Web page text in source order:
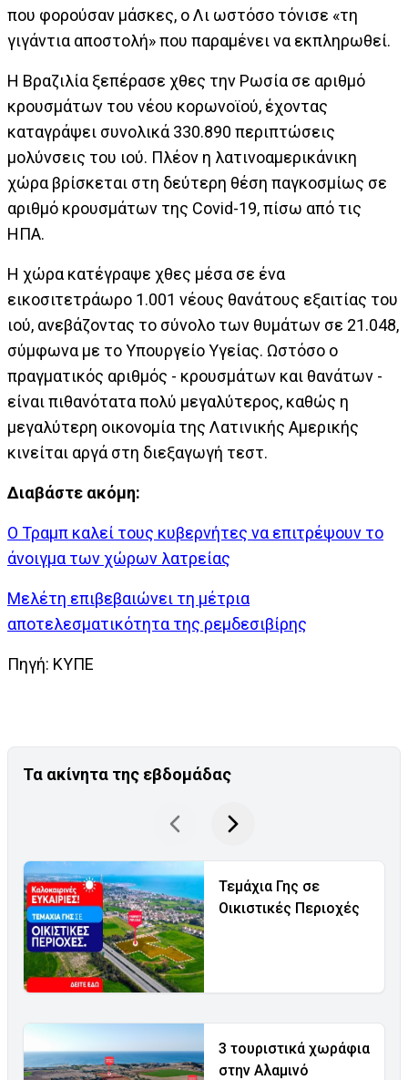
που φορούσαν μάσκες, ο Λι ωστόσο τόνισε «τη
γιγάντια αποστολή» που παραμένει να εκπληρωθεί.
Η Βραζιλία ξεπέρασε χθες την Ρωσία σε αριθμό
κρουσμάτων του νέου κορωνοϊού, έχοντας
καταγράψει συνολικά 330.890 περιπτώσεις
μολύνσεις του ιού. Πλέον η λατινοαμερικάνικη
χώρα βρίσκεται στη δεύτερη θέση παγκοσμίως σε
αριθμό κρουσμάτων της Covid-19, πίσω από τις
ΗΠΑ.
Η χώρα κατέγραψε χθες μέσα σε ένα
εικοσιτετράωρο 1.001 νέους θανάτους εξαιτίας του
ιού, ανεβάζοντας το σύνολο των θυμάτων σε 21.048,
σύμφωνα με το Υπουργείο Υγείας. Ωστόσο ο
πραγματικός αριθμός - κρουσμάτων και θανάτων -
είναι πιθανότατα πολύ μεγαλύτερος, καθώς η
μεγαλύτερη οικονομία της Λατινικής Αμερικής
κινείται αργά στη διεξαγωγή τεστ.
Διαβάστε ακόμη:
Ο Τραμπ καλεί τους κυβερνήτες να επιτρέψουν το
άνοιγμα των χώρων λατρείας
Μελέτη επιβεβαιώνει τη μέτρια
αποτελεσματικότητα της ρεμδεσιβίρης
Πηγή: ΚΥΠΕ
Τα ακίνητα της εβδομάδας
Τεμάχια Γης σε
Οικιστικές Περιοχές
3 τουριστικά χωράφια
στην Αλαμινό